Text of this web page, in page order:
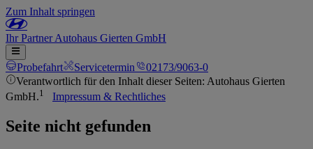
Zum Inhalt springen
IhrPartnerAutohaus Gierten GmbH
Probefahrt Servicetermin
02173/9063-0
Verantwortlich für den Inhalt dieser Seiten: Autohaus Gierten
GmbH.1 Impressum & Rechtliches
Seite nicht gefunden